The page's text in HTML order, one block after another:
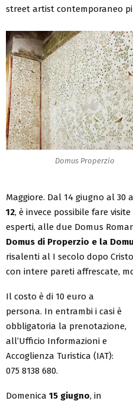
street artist contemporaneo
Domus Properzio
Maggiore. Dal 14 giugno al 30
12, è invece possibile fare
esperti, alle due Domus
Domus di Properzio e la
risalenti al I secolo dopo
con intere pareti affrescate,
Il costo è di 10 euro a
persona. In entrambi i casi è
obbligatoria la prenotazione,
all’Ufficio Informazioni e
Accoglienza Turistica (IAT):
075 8138 680.
Domenica 15 giugno, in